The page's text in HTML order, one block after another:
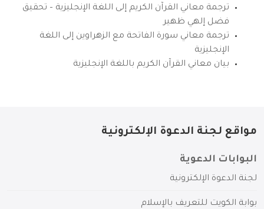
ترجمة معاني القرآن الكريم إلى اللغة الإنجليزية – تحقيق
فضل إلهي ظهير
ترجمة معاني سورة الفاتحة مع الزهراوين إلى اللغة
الإنجليزية
بيان معاني القرآن الكريم باللغة الإنجليزية
مواقع لجنة الدعوة الإلكترونية
البوابات الدعوية
لجنة الدعوة الإلكترونية
بوابة الكويت للتعريف بالإسلام